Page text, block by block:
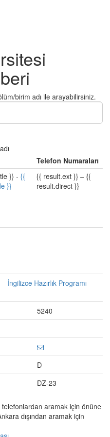
birim adı ile arayabilirsiniz.
Telefon Numaraları
}} - {{
}}
{{ result.ext }} – {{
result.direct }}
İngilizce Hazırlık Programı
5240
D
DZ-23
aramak için önüne
dışından aramak için